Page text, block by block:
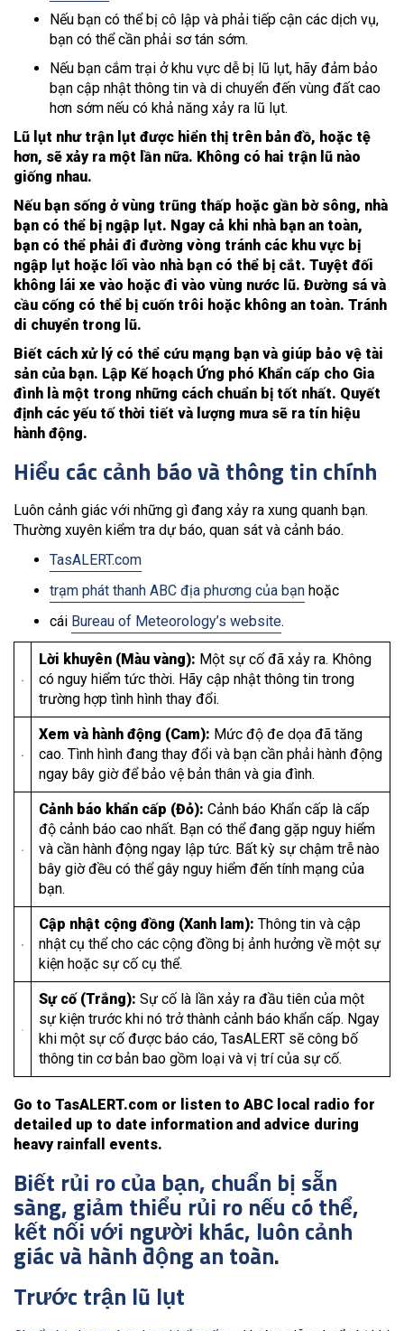
Nếu bạn có thể bị cô lập và phải tiếp cận các dịch vụ,
bạn có thể cần phải sơ tán sớm.
Nếu bạn cắm trại ở khu vực dễ bị lũ lụt, hãy đảm bảo
bạn cập nhật thông tin và di chuyển đến vùng đất cao
hơn sớm nếu có khả năng xảy ra lũ lụt.
Lũ lụt như trận lụt được hiển thị trên bản đồ, hoặc tệ
hơn, sẽ xảy ra một lần nữa. Không có hai trận lũ nào
giống nhau.
Nếu bạn sống ở vùng trũng thấp hoặc gần bờ sông, nhà
bạn có thể bị ngập lụt. Ngay cả khi nhà bạn an toàn,
bạn có thể phải đi đường vòng tránh các khu vực bị
ngập lụt hoặc lối vào nhà bạn có thể bị cắt. Tuyệt đối
không lái xe vào hoặc đi vào vùng nước lũ. Đường sá và
cầu cống có thể bị cuốn trôi hoặc không an toàn. Tránh
di chuyển trong lũ.
Biết cách xử lý có thể cứu mạng bạn và giúp bảo vệ tài
sản của bạn. Lập Kế hoạch Ứng phó Khẩn cấp cho Gia
đình là một trong những cách chuẩn bị tốt nhất. Quyết
định các yếu tố thời tiết và lượng mưa sẽ ra tín hiệu
hành động.
Hiểu các cảnh báo và thông tin chính
Luôn cảnh giác với những gì đang xảy ra xung quanh bạn.
Thường xuyên kiểm tra dự báo, quan sát và cảnh báo.
TasALERT.com
trạm phát thanh ABC địa phương của bạn hoặc
cái Bureau of Meteorology’s website.
Lời khuyên (Màu vàng): Một sự cố đã xảy ra. Không
có nguy hiểm tức thời. Hãy cập nhật thông tin trong
trường hợp tình hình thay đổi.
Xem và hành động (Cam): Mức độ đe dọa đã tăng
cao. Tình hình đang thay đổi và bạn cần phải hành động
ngay bây giờ để bảo vệ bản thân và gia đình.
Cảnh báo khẩn cấp (Đỏ): Cảnh báo Khẩn cấp là cấp
độ cảnh báo cao nhất. Bạn có thể đang gặp nguy hiểm
và cần hành động ngay lập tức. Bất kỳ sự chậm trễ nào
bây giờ đều có thể gây nguy hiểm đến tính mạng của
bạn.
Cập nhật cộng đồng (Xanh lam): Thông tin và cập
nhật cụ thể cho các cộng đồng bị ảnh hưởng về một sự
kiện hoặc sự cố cụ thể.
Sự cố (Trắng): Sự cố là lần xảy ra đầu tiên của một
sự kiện trước khi nó trở thành cảnh báo khẩn cấp. Ngay
khi một sự cố được báo cáo, TasALERT sẽ công bố
thông tin cơ bản bao gồm loại và vị trí của sự cố.
Go to TasALERT.com or listen to ABC local radio for
detailed up to date information and advice during
heavy rainfall events.
Biết rủi ro của bạn, chuẩn bị sẵn
sàng, giảm thiểu rủi ro nếu có thể,
kết nối với người khác, luôn cảnh
giác và hành động an toàn.
Trước trận lũ lụt